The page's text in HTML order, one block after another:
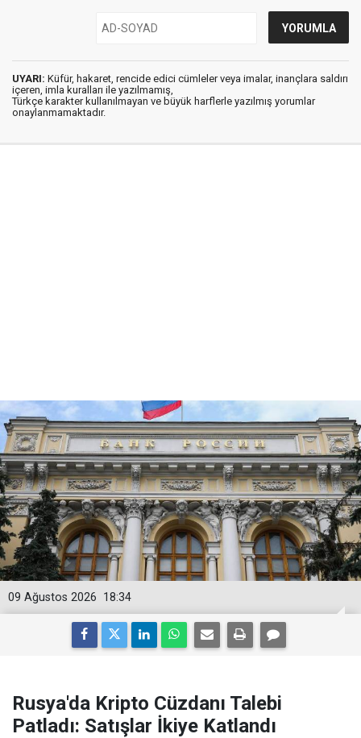
UYARI: Küfür, hakaret, rencide edici cümleler veya imalar, inançlara saldırı
içeren, imla kuralları ile yazılmamış,
Türkçe karakter kullanılmayan ve büyük harflerle yazılmış yorumlar
onaylanmamaktadır.
18:34
09 Ağustos 2026
Rusya'da Kripto Cüzdanı Talebi
Patladı: Satışlar İkiye Katlandı